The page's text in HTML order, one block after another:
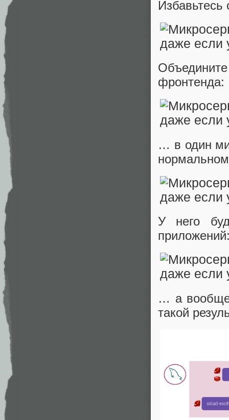
фронтенда:
… в один
У него
… а вообще
такой